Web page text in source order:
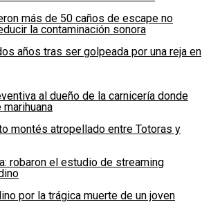
más de 50 caños de escape no
la contaminación sonora
años tras ser golpeada por una reja en
al dueño de la carnicería donde
montés atropellado entre Totoras y
robaron el estudio de streaming
por la trágica muerte de un joven